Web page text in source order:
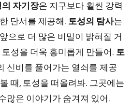
의 자기장은 지구보다 훨씬 강력
단서를 제공해. 토성의 탐사는
으로 더 많은 비밀이 밝혀질 거
성을 더욱 흥미롭게 만들어. 토
신비를 풀어가는 열쇠를 제공
때, 토성을 떠올려봐. 그곳에는
많은 이야기가 숨겨져 있어.